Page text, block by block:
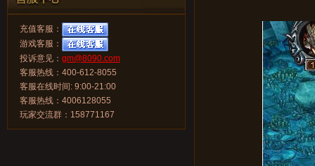
充值客服：
游戏客服：
投诉意见： gm@8090.com
客服热线：400-612-8055
客服在线时间: 9:00-21:00
客服热线：4006128055
玩家交流群：158771167